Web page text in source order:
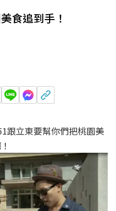
食追到手！
跟立東要幫你們把桃園美